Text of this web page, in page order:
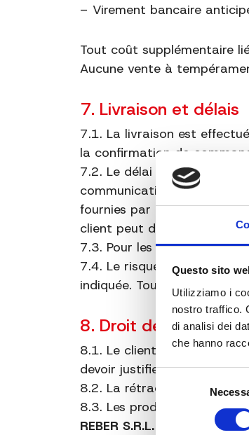
Questo sito
Utilizziamo i
nostro traffico.
di analisi dei
che hanno
Selezione
del
consenso
– Virement bancaire
Tout coût supplémentaire
Aucune vente à
7. Livraison et délais
7.1. La livraison est
la confirmation de
7.2. Le délai moyen
communication spécifique.
fournies par le client
client peut demander le
7.3. Pour les produits
7.4. Le risque de perte ou
indiquée. Tout dommage
8. Droit de
8.1. Le client
devoir justifier sa décision.
8.2. La rétractation doit
8.3. Les produits doivent
REBER S.R.L. – Via